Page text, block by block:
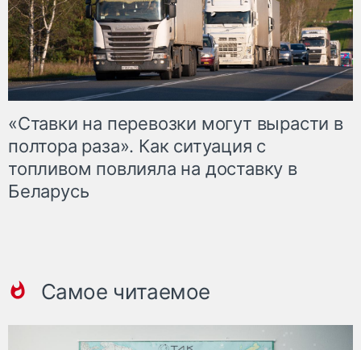
«Ставки на перевозки могут вырасти в
полтора раза». Как ситуация с
топливом повлияла на доставку в
Беларусь
Самое читаемое